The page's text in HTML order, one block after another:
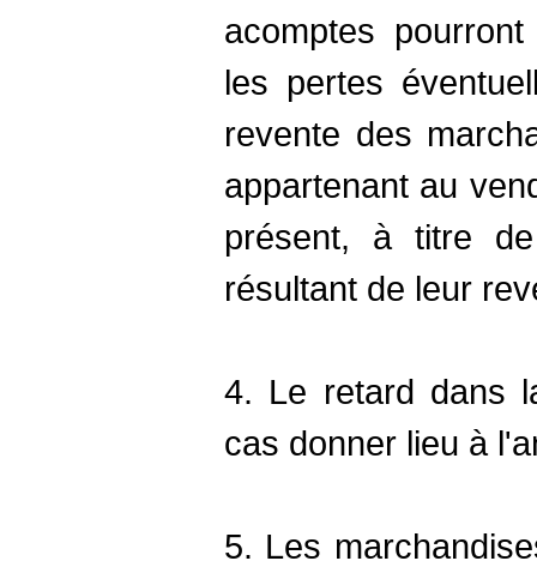
acomptes
les pertes
revente des
appartenant au
présent, à titre
résultant de leur
4. Le retard dans
cas donner lieu à
5. Les